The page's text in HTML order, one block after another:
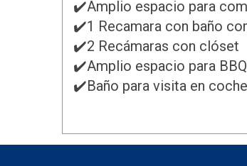
✔️Amplio espacio para
✔️1 Recamara con baño
✔️2 Recámaras con clóset
✔️Amplio espacio para
✔️Baño para visita en